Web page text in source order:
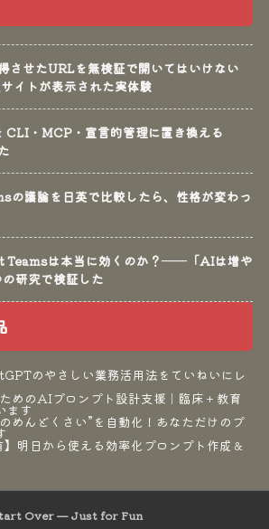
させたURLを無検証で開いてはいけない
イトが表示された実体験
・MCP・宣言的管理に置き換える
議論を日英で比較したら、性格が変わっ
は本当に効くのか？──「AIは増や
研究で検証した
のやさしい業務活用法をていねいにレ
めのAIプロンプト設計支援｜臨床＋教育
ます
めんどくさい”を自動化！あなただけのプ
】明日から使える効率化プロンプト作成＆
Over — Just for Fun